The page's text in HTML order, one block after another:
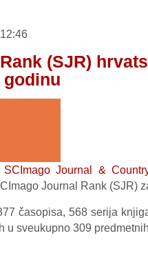
(SJR)
godinu
SCImago Journal &
Journal Rank (SJR)
časopisa, 568 serija
u sveukupno 309